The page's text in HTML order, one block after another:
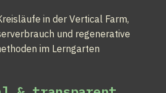
in der Vertical Farm,
und regenerative
im Lerngarten